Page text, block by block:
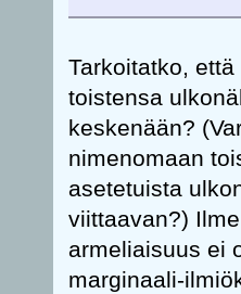
Tarkoitatko,
toistensa
keskenään?
nimenomaan
asetetuista
viittaavan?)
armeliaisuus ei
marginaali-